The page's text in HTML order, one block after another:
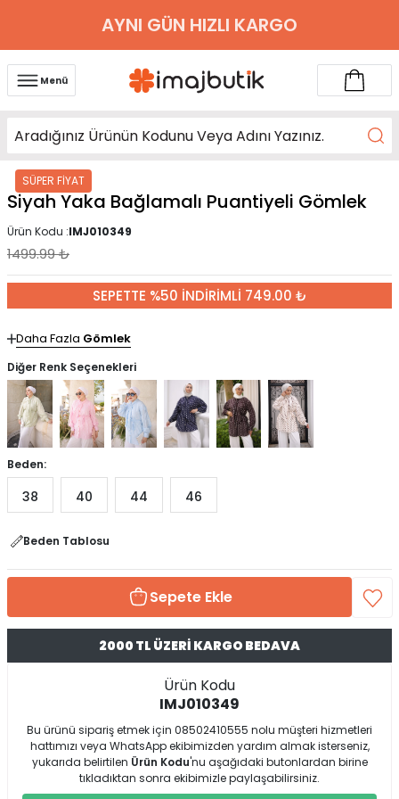
AYNI GÜN HIZLI KARGO
Menü
SÜPER FİYAT
Siyah Yaka Bağlamalı Puantiyeli Gömlek
Ürün Kodu :IMJ010349
1499.99₺
SEPETTE %50 İNDİRİMLİ 749.00 ₺
Daha Fazla Gömlek
Diğer Renk Seçenekleri
Beden:
38 40 44 46
Beden Tablosu
Sepete Ekle
2000 TL ÜZERİ KARGO BEDAVA
Ürün Kodu
IMJ010349
Bu ürünü sipariş etmek için 08502410555 nolu müşteri hizmetleri
hattımızı veya WhatsApp ekibimizden yardım almak isterseniz,
yukarıda belirtilen Ürün Kodu'nu aşağıdaki butonlardan birine
tıkladıktan sonra ekibimizle paylaşabilirsiniz.